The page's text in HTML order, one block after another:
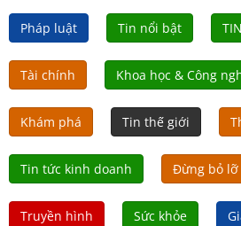
Pháp luật Tin nổi bật
Tài chính Khoa học & Công
Khám phá Tin thế giới
Tin tức kinh doanh Đừng bỏ lỡ
Truyền hình Sức khỏe